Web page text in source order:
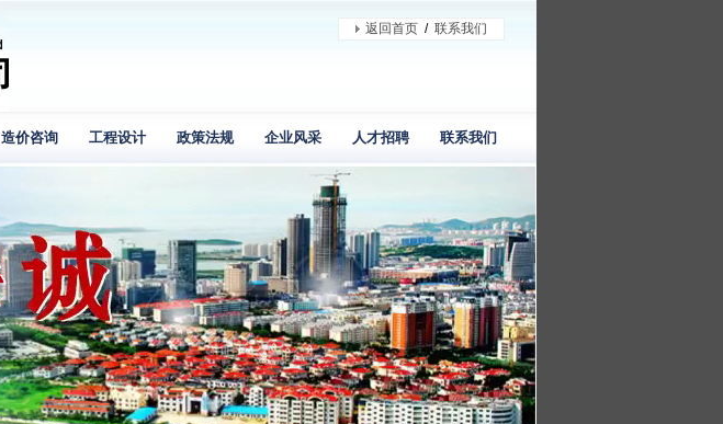
返回首页/ 联系我们
造价咨询 工程设计 政策法规 企业风采 人才招聘 联系我们